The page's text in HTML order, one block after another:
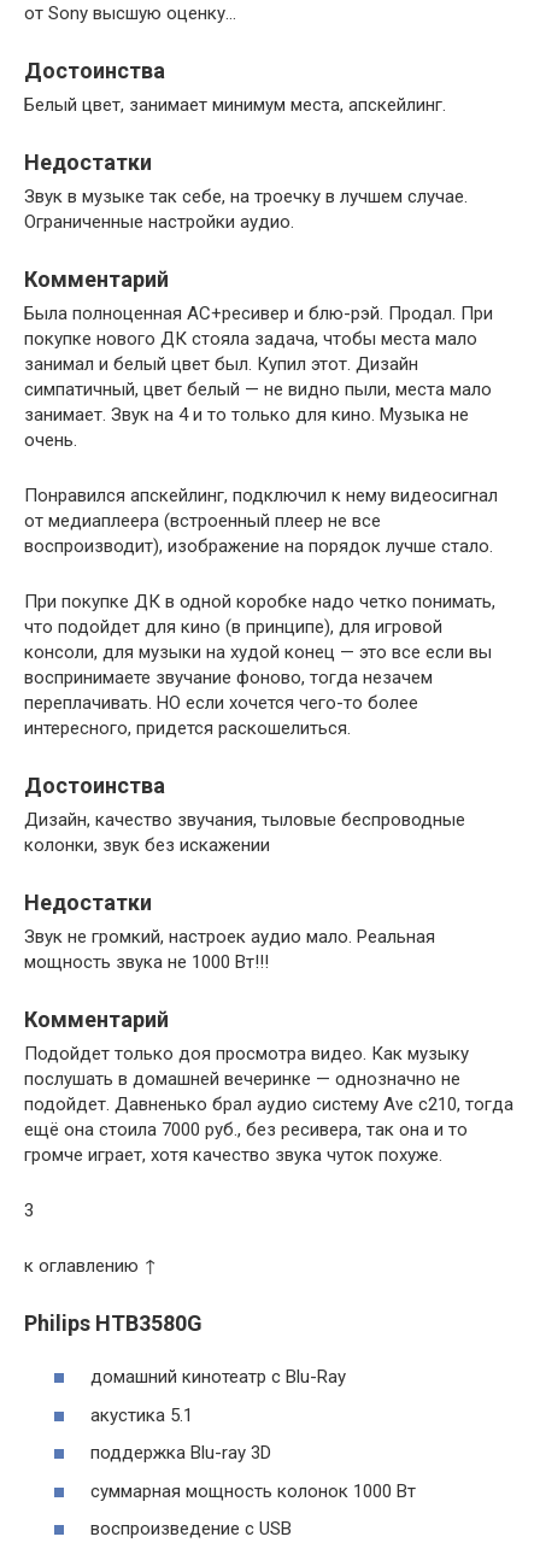
от Sony высшую оценку…
Достоинства
Белый цвет, занимает минимум места, апскейлинг.
Недостатки
Звук в музыке так себе, на троечку в лучшем случае.
Ограниченные настройки аудио.
Комментарий
Была полноценная АС+ресивер и блю-рэй. Продал. При
покупке нового ДК стояла задача, чтобы места мало
занимал и белый цвет был. Купил этот. Дизайн
симпатичный, цвет белый — не видно пыли, места мало
занимает. Звук на 4 и то только для кино. Музыка не
очень.
Понравился апскейлинг, подключил к нему видеосигнал
от медиаплеера (встроенный плеер не все
воспроизводит), изображение на порядок лучше стало.
При покупке ДК в одной коробке надо четко понимать,
что подойдет для кино (в принципе), для игровой
консоли, для музыки на худой конец — это все если вы
воспринимаете звучание фоново, тогда незачем
переплачивать. НО если хочется чего-то более
интересного, придется раскошелиться.
Достоинства
Дизайн, качество звучания, тыловые беспроводные
колонки, звук без искажении
Недостатки
Звук не громкий, настроек аудио мало. Реальная
мощность звука не 1000 Вт!!!
Комментарий
Подойдет только доя просмотра видео. Как музыку
послушать в домашней вечеринке — однозначно не
подойдет. Давненько брал аудио систему Ave c210, тогда
ещё она стоила 7000 руб., без ресивера, так она и то
громче играет, хотя качество звука чуток похуже.
3
к оглавлению ↑
Philips HTB3580G
домашний кинотеатр c Blu-Ray
акустика 5.1
поддержка Blu-ray 3D
суммарная мощность колонок 1000 Вт
воспроизведение с USB